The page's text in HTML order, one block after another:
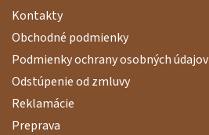
Kontakty
Obchodné podmienky
Podmienky ochrany osobných údajov
Odstúpenie od zmluvy
Reklamácie
Preprava